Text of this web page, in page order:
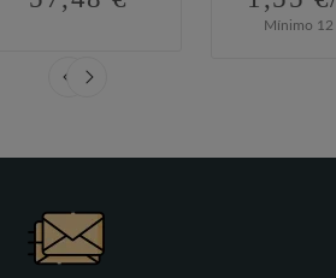
Mínimo 12